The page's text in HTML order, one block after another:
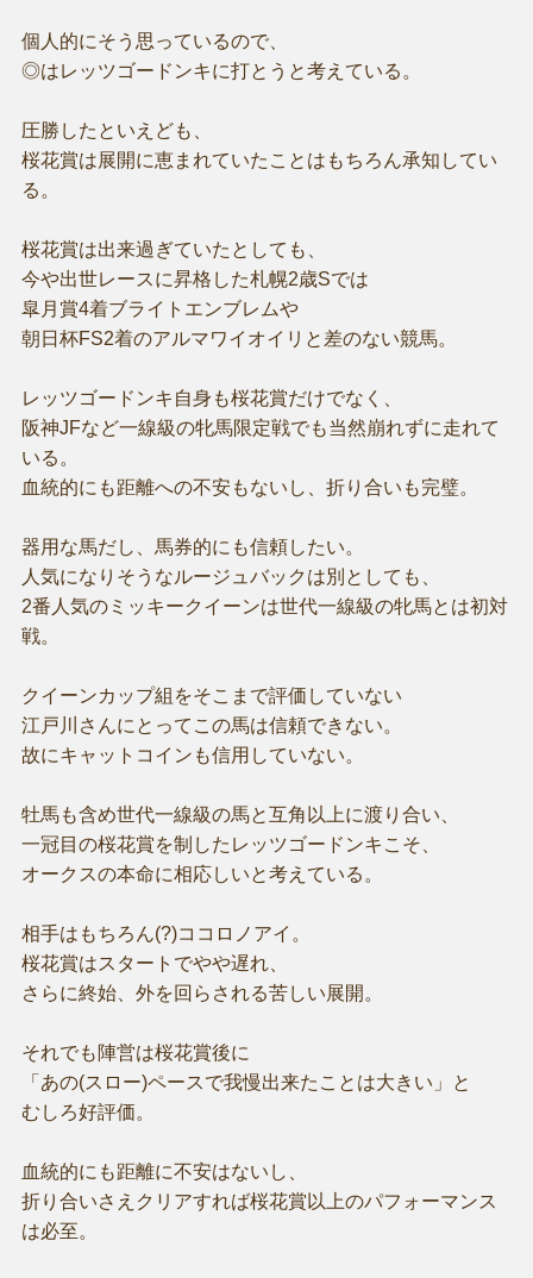
個人的にそう思っているので、
◎はレッツゴードンキに打とうと考えている。
圧勝したといえども、
桜花賞は展開に恵まれていたことはもちろん承知してい
る。
桜花賞は出来過ぎていたとしても、
今や出世レースに昇格した札幌2歳Sでは
皐月賞4着ブライトエンブレムや
朝日杯FS2着のアルマワイオイリと差のない競馬。
レッツゴードンキ自身も桜花賞だけでなく、
阪神JFなど一線級の牝馬限定戦でも当然崩れずに走れて
いる。
血統的にも距離への不安もないし、折り合いも完璧。
器用な馬だし、馬券的にも信頼したい。
人気になりそうなルージュバックは別としても、
2番人気のミッキークイーンは世代一線級の牝馬とは初対
戦。
クイーンカップ組をそこまで評価していない
江戸川さんにとってこの馬は信頼できない。
故にキャットコインも信用していない。
牡馬も含め世代一線級の馬と互角以上に渡り合い、
一冠目の桜花賞を制したレッツゴードンキこそ、
オークスの本命に相応しいと考えている。
相手はもちろん(?)ココロノアイ。
桜花賞はスタートでやや遅れ、
さらに終始、外を回らされる苦しい展開。
それでも陣営は桜花賞後に
「あの(スロー)ペースで我慢出来たことは大きい」と
むしろ好評価。
血統的にも距離に不安はないし、
折り合いさえクリアすれば桜花賞以上のパフォーマンス
は必至。